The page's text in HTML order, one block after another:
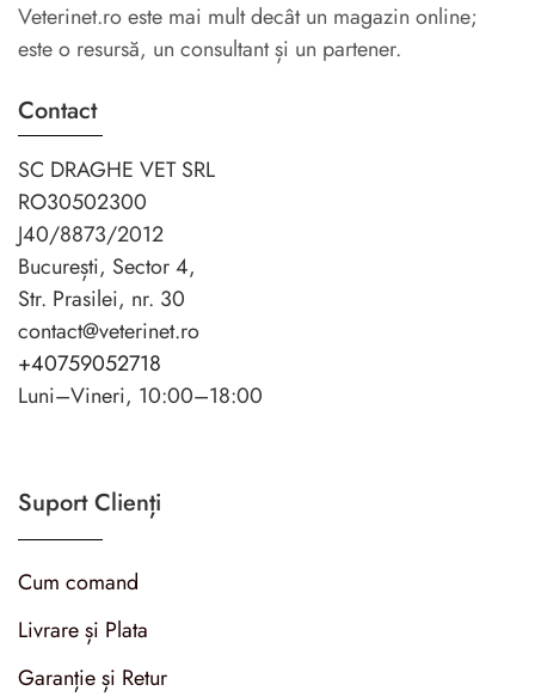
Veterinet.ro este mai mult decât un magazin online;
este o resursă, un consultant și un partener.
Contact
SC DRAGHE VET SRL
RO30502300
J40/8873/2012
București, Sector 4,
Str. Prasilei, nr. 30
contact@veterinet.ro
+40759052718
Luni–Vineri, 10:00–18:00
Suport Clienți
Cum comand
Livrare și Plata
Garanție și Retur